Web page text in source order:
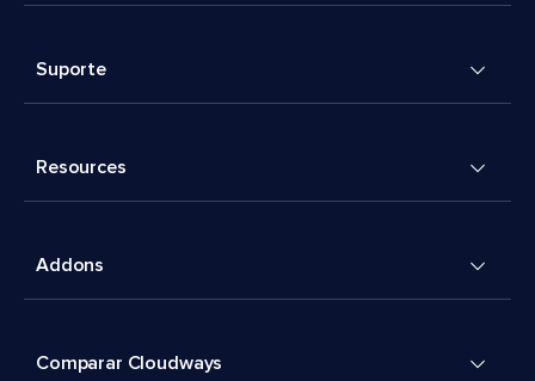
Suporte
Resources
Addons
Comparar Cloudways